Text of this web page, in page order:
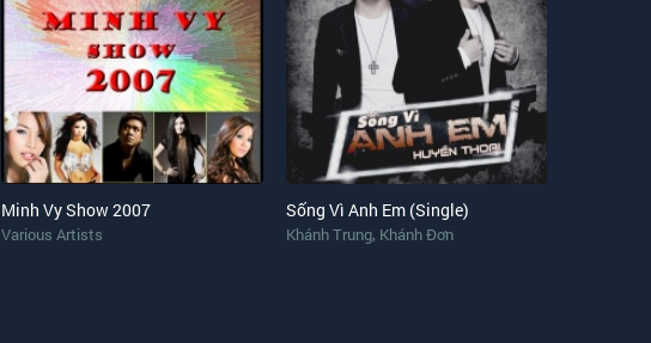
Minh Vy Show 2007
Various Artists
Sống Vì Anh Em (Single)
Khánh Trung, Khánh Đơn